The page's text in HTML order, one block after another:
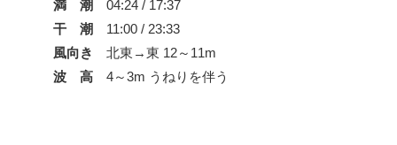
満 潮
04:24 / 17:37
干 潮
11:00 / 23:33
風向き
北東→東 12～11m
波 高
4～3m うねりを伴う